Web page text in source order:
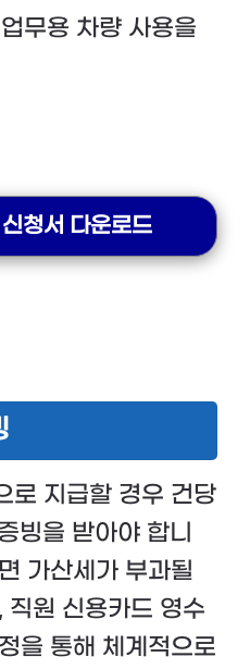
무용 차량 사용을
청서 다운로드
로 지급할 경우 건당
빙을 받아야 합니
가산세가 부과될
직원 신용카드 영수
을 통해 체계적으로